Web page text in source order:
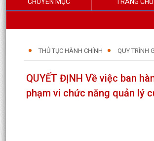
THỦ TỤC HÀNH CHÍNH QUY TRÌNH
QUYẾT ĐỊNH Về việc ban
phạm vi chức năng quản lý